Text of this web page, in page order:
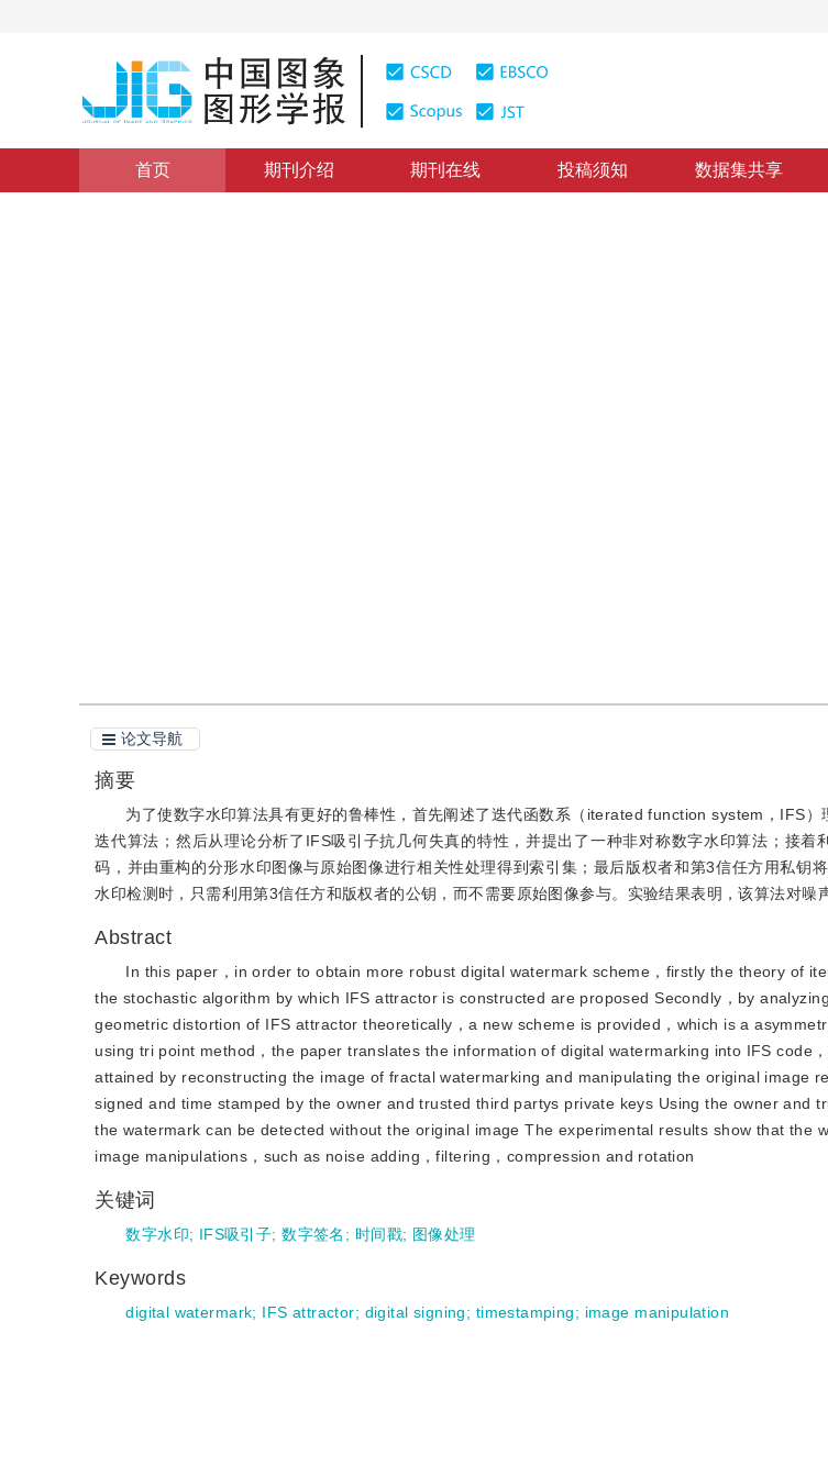
首页 期刊介绍 期刊在线 投稿须知 数据集共享
论文导航
摘要
为了使数字水印算法具有更好的鲁棒性，首先阐述了迭代函数系（iterated function system，IFS
迭代算法；然后从理论分析了IFS吸引子抗几何失真的特性，并提出了一种非对称数字水印算法；接着
码，并由重构的分形水印图像与原始图像进行相关性处理得到索引集；最后版权者和第3信任方用私钥
水印检测时，只需利用第3信任方和版权者的公钥，而不需要原始图像参与。实验结果表明，该算法对噪
Abstract
In this paper，in order to obtain more robust digital watermark scheme，firstly the theory of
the stochastic algorithm by which IFS attractor is constructed are proposed Secondly，by
geometric distortion of IFS attractor theoretically，a new scheme is provided，which is a
using tri point method，the paper translates the information of digital watermarking into IFS code
attained by reconstructing the image of fractal watermarking and manipulating the original image
signed and time stamped by the owner and trusted third partys private keys Using the owner and
the watermark can be detected without the original image The experimental results show that the
image manipulations，such as noise adding，filtering，compression and rotation
关键词
数字水印; IFS吸引子;数字签名 ; 时间戳; 图像处理
Keywords
digital watermark; IFS attractor; digital signing; timestamping; image manipulation